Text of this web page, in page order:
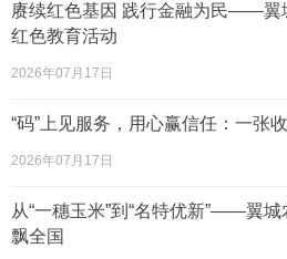
赓续红色基因 践行金融为民——翼
红色教育活动
2026年07月17日
“码”上见服务，用心赢信任：一张
2026年07月17日
从“一穗玉米”到“名特优新”——翼城
飘全国